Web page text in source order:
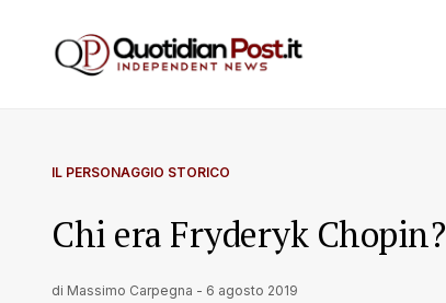
IL PERSONAGGIO STORICO
Chi era Fryderyk Chopin?
di Massimo Carpegna - 6 agosto 2019